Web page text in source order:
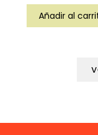
Añadir al